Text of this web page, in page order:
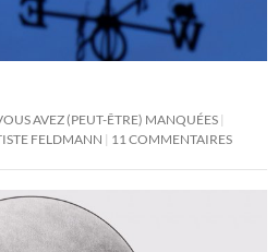
AVEZ (PEUT-ÊTRE) MANQUÉES
FELDMANN 11 COMMENTAIRES